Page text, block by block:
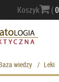
Koszyk (0
wiedzy / Leki